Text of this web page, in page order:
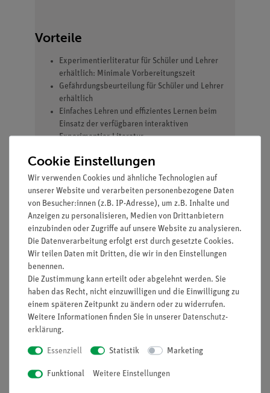
Vorteile
Experimentierliteratur für Schüler und Lehrer
erhältlich: Minimale Vorbereitungszeit
Gefährdungsbeurteilung für Schüler und Lehrer
erhältlich
Einfaches Lehren und effizientes Lernen beim
Einsatz der verfügbaren interaktiven
Experimentier-Literatur
Lieferumfang
Büretten mit geradem
Hahn, diverse Größen
47153-
1
Pipetten mit
Gummikappe, diverse
64701-
00
1
Erlenmeyerkolben, Boro,
Größen
46151-
1
Cookie Einstellungen
Wir verwenden Cookies und ähnliche Technologien auf
unserer Website und verarbeiten personenbezogene Daten
von Besucher:innen (z.B. IP-Adresse), um z.B. Inhalte und
Anzeigen zu personalisieren, Medien von Drittanbietern
einzubinden oder Zugriffe auf unsere Website zu analysieren.
Die Datenverarbeitung erfolgt erst durch gesetzte Cookies.
Wir teilen Daten mit Dritten, die wir in den Einstellungen
benennen.
Die Zustimmung kann erteilt oder abgelehnt werden. Sie
haben das Recht, nicht einzuwilligen und die Einwilligung zu
einem späteren Zeitpunkt zu ändern oder zu widerrufen.
Weitere Informationen finden Sie in unserer Daten­schutz­
erklärung.
Essenziell Statistik Marketing
Funktional Weitere Einstellungen